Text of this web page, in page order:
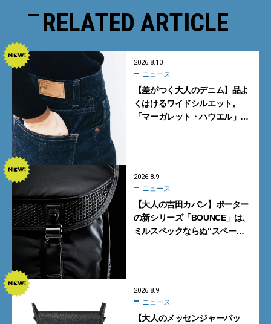
RELATED ARTICLE
2026.8.10
ニュース
【差がつく大人のデニム】品よ
くはけるワイドシルエット。
「マーガレット・ハウエル」と
2026.8.9
ニュース
【大人の吉田カバン】ポーター
の新シリーズ「BOUNCE」は、
ミルスペックならぬ“スペース
2026.8.9
ニュース
【大人のメッセンジャーバッ